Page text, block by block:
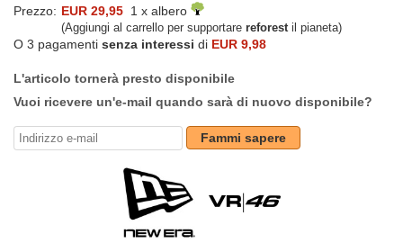
Prezzo: EUR 29,95 1 x albero
(Aggiungi al carrello per supportare reforestil pianeta)
O 3 pagamenti senza interessi di EUR 9,98
L'articolo tornerà presto disponibile
Vuoi ricevere un'e-mail quando sarà di nuovo disponibile?
Fammi sapere